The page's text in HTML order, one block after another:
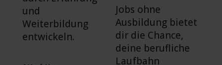
und
Weiterbildung
entwickeln.
Jobs ohne
Ausbildung bietet
dir die Chance,
deine berufliche
Laufbahn